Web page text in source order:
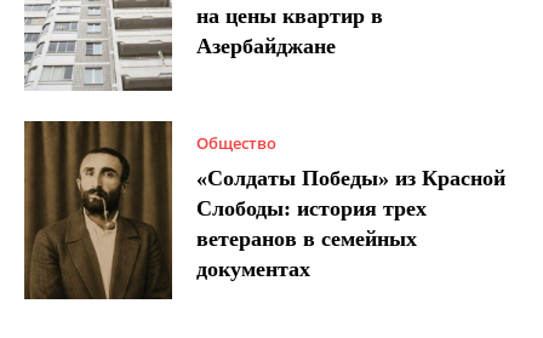
на цены квартир в
Азербайджане
Общество
«Солдаты Победы» из Красной
Слободы: история трех
ветеранов в семейных
документах